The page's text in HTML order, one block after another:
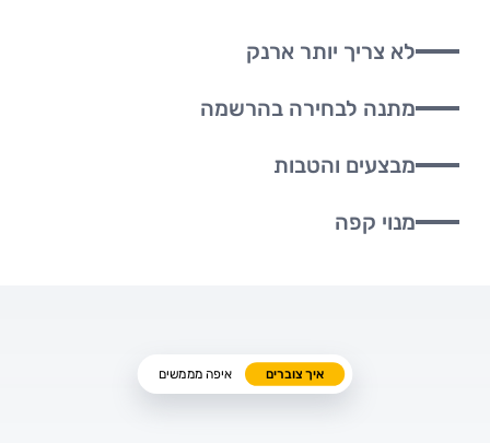
לא צריך יותר ארנק
מתנה לבחירה בהרשמה
מבצעים והטבות
מנוי קפה
איך צוברים איפה מממשים